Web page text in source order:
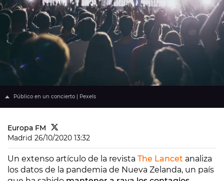
Público en un concierto | Pexels
Europa FM
Madrid 26/10/2020 13:32
Un extenso artículo de la revista The Lancet analiza
los datos de la pandemia de Nueva Zelanda, un país